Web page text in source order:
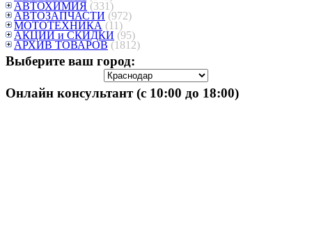
АВТОХИМИЯ (331)
АВТОЗАПЧАСТИ (972)
МОТОТЕХНИКА (11)
АКЦИИ и СКИДКИ (95)
АРХИВ ТОВАРОВ (1812)
Выберите ваш город:
Онлайн консультант (с 10:00 до 18:00)